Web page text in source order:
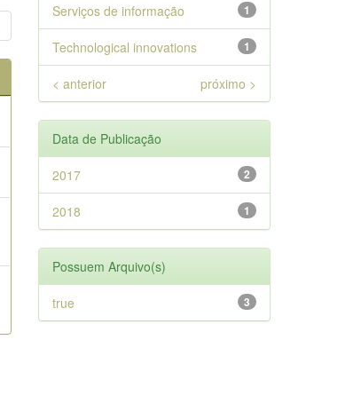
1
Serviços de informação
1
Technological innovations
< anterior próximo >
Data de Publicação
2
2017
1
2018
Possuem Arquivo(s)
3
true